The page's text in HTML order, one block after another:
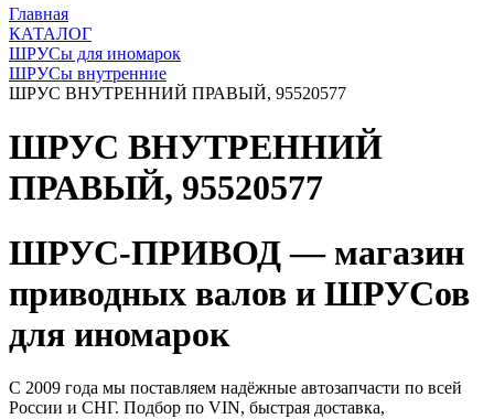
Главная
КАТАЛОГ
ШРУСы для иномарок
ШРУСы внутренние
ШРУС ВНУТРЕННИЙ ПРАВЫЙ, 95520577
ШРУС ВНУТРЕННИЙ
ПРАВЫЙ, 95520577
ШРУС-ПРИВОД — магазин
приводных валов и ШРУСов
для иномарок
С 2009 года мы поставляем надёжные автозапчасти по всей
России и СНГ. Подбор по VIN, быстрая доставка,